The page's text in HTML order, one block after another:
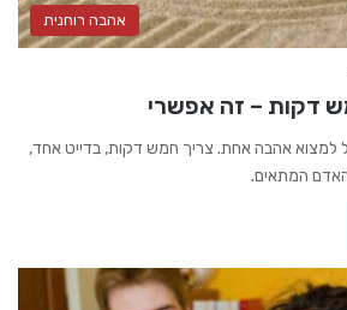
אהבה רוחנית
דקות – זה אפשרי
למצוא אהבה אחת. צריך חמש דקות, בדייט אחד,
המתאים.